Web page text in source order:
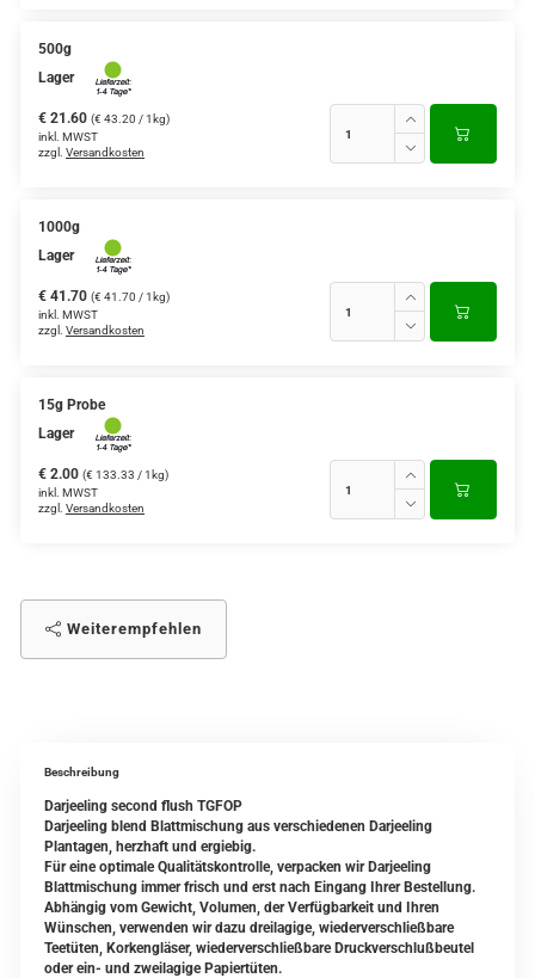
500g
Lager
€ 21.60 (€ 43.20 / 1kg)
inkl. MWST
zzgl. Versandkosten
1000g
Lager
€ 41.70 (€ 41.70 / 1kg)
inkl. MWST
zzgl. Versandkosten
15g Probe
Lager
€ 2.00 (€ 133.33 / 1kg)
inkl. MWST
zzgl. Versandkosten
Weiterempfehlen
Beschreibung
Darjeeling second flush TGFOP
Darjeeling blend Blattmischung aus verschiedenen Darjeeling
Plantagen, herzhaft und ergiebig.
Für eine optimale Qualitätskontrolle, verpacken wir Darjeeling
Blattmischung immer frisch und erst nach Eingang Ihrer Bestellung.
Abhängig vom Gewicht, Volumen, der Verfügbarkeit und Ihren
Wünschen, verwenden wir dazu dreilagige, wiederverschließbare
Teetüten, Korkengläser, wiederverschließbare Druckverschlußbeutel
oder ein- und zweilagige Papiertüten.